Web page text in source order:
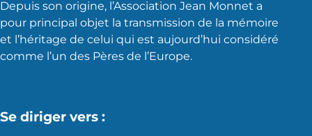
Depuis son origine, l’Association Jean Monnet a
pour principal objet la transmission de la mémoire
et l’héritage de celui qui est aujourd’hui considéré
comme l’un des Pères de l’Europe.
Se diriger vers :